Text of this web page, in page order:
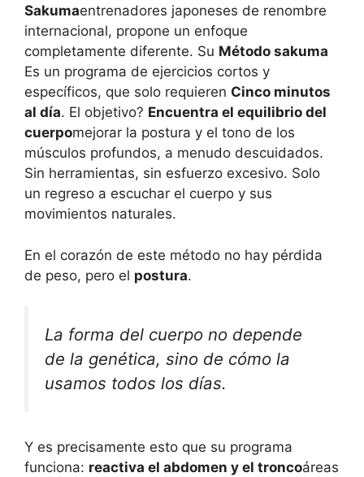
Sakumaentrenadores japoneses de renombre
internacional, propone un enfoque
completamente diferente. Su Método sakuma
Es un programa de ejercicios cortos y
específicos, que solo requieren Cinco minutos
al día. El objetivo? Encuentra el equilibrio del
cuerpomejorar la postura y el tono de los
músculos profundos, a menudo descuidados.
Sin herramientas, sin esfuerzo excesivo. Solo
un regreso a escuchar el cuerpo y sus
movimientos naturales.
En el corazón de este método no hay pérdida
de peso, pero el postura.
La forma del cuerpo no depende
de la genética, sino de cómo la
usamos todos los días.
Y es precisamente esto que su programa
funciona: reactiva el abdomen y el troncoáreas